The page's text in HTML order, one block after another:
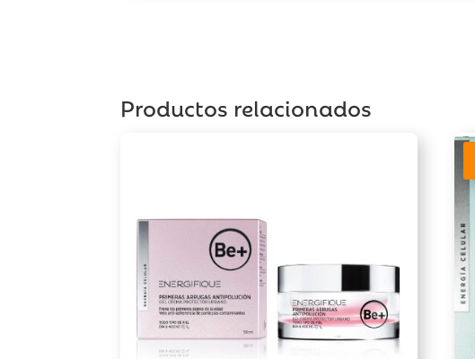
Productos relacionados